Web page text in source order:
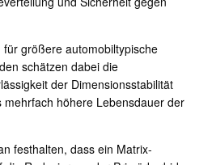
größere automobiltypische
schätzen dabei die
der Dimensionsstabilität
höhere Lebensdauer der
festhalten, dass ein Matrix-